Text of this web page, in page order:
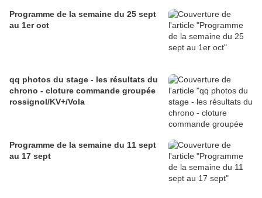
Programme de la semaine du 25 sept
au 1er oct
qq photos du stage - les résultats du
chrono - cloture commande groupée
rossignol/KV+/Vola
Programme de la semaine du 11 sept
au 17 sept